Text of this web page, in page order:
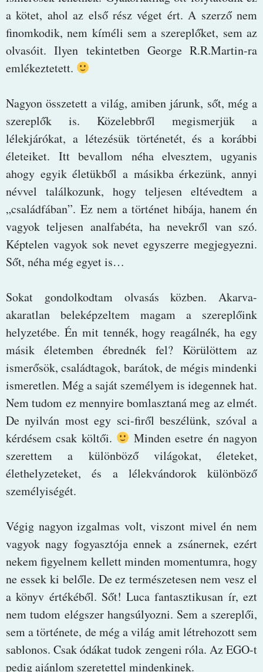
a kötet, ahol az első rész véget ért. A szerző nem
finomkodik, nem kíméli sem a szereplőket, sem az
olvasóit. Ilyen tekintetben George R.R.Martin-ra
emlékeztetett.
Nagyon összetett a világ, amiben járunk, sőt, még a
szereplők is. Közelebbről megismerjük a
lélekjárókat, a létezésük történetét, és a korábbi
életeiket. Itt bevallom néha elvesztem, ugyanis
ahogy egyik életükből a másikba érkezünk, annyi
névvel találkozunk, hogy teljesen eltévedtem a
„családfában”. Ez nem a történet hibája, hanem én
vagyok teljesen analfabéta, ha nevekről van szó.
Képtelen vagyok sok nevet egyszerre megjegyezni.
Sőt, néha még egyet is…
Sokat gondolkodtam olvasás közben. Akarva-
akaratlan beleképzeltem magam a szereplőink
helyzetébe. Én mit tennék, hogy reagálnék, ha egy
másik életemben ébrednék fel? Körülöttem az
ismerősök, családtagok, barátok, de mégis mindenki
ismeretlen. Még a saját személyem is idegennek hat.
Nem tudom ez mennyire bomlasztaná meg az elmét.
De nyilván most egy sci-firől beszélünk, szóval a
kérdésem csak költői.
Minden esetre én nagyon
szerettem a különböző világokat, életeket,
élethelyzeteket, és a lélekvándorok különböző
személyiségét.
Végig nagyon izgalmas volt, viszont mivel én nem
vagyok nagy fogyasztója ennek a zsánernek, ezért
nekem figyelnem kellett minden momentumra, hogy
ne essek ki belőle. De ez természetesen nem vesz el
a könyv értékéből. Sőt! Luca fantasztikusan ír, ezt
nem tudom elégszer hangsúlyozni. Sem a szereplői,
sem a története, de még a világ amit létrehozott sem
sablonos. Csak ódákat tudok zengeni róla. Az EGO-t
pedig ajánlom szeretettel mindenkinek.